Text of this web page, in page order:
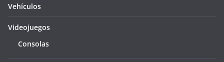
Vehículos
Videojuegos
Consolas